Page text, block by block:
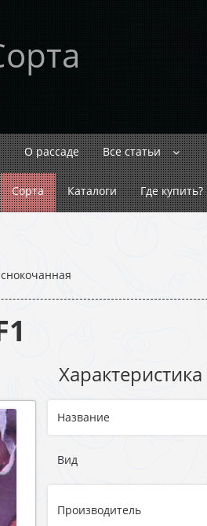
О рассаде Все статьи
Сорта Каталоги Где купить?
Характеристика
Название
Вид
Производитель